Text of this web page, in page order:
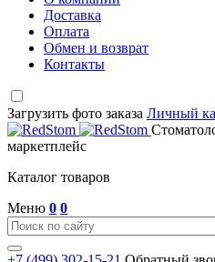
Доставка
Оплата
Обмен и возврат
Контакты
Загрузить фото заказа Личный
маркетплейс
Каталог товаров
Меню 0 0